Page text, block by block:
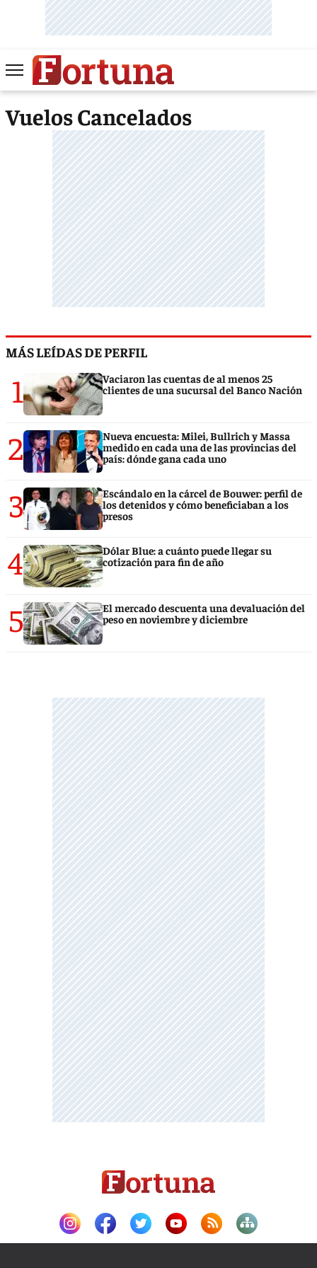
Vuelos Cancelados
MÁS LEÍDAS DE PERFIL
1
Vaciaron las cuentas de al menos 25
clientes de una sucursal del Banco Nación
2
Nueva encuesta: Milei, Bullrich y Massa
medido en cada una de las provincias del
país: dónde gana cada uno
3
Escándalo en la cárcel de Bouwer: perfil de
los detenidos y cómo beneficiaban a los
presos
4
Dólar Blue: a cuánto puede llegar su
cotización para fin de año
5
El mercado descuenta una devaluación del
peso en noviembre y diciembre